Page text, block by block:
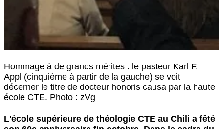
Hommage à de grands mérites : le pasteur Karl F.
Appl (cinquième à partir de la gauche) se voit
décerner le titre de docteur honoris causa par la haute
école CTE. Photo : zVg
L'école supérieure de théologie CTE au Chili a fêté